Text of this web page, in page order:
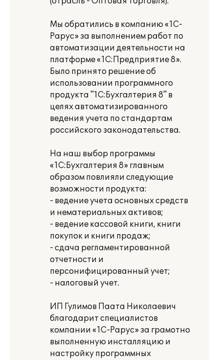
Мы обратились в компанию «1С-
Рарус» за выполнением работ по
автоматизации деятельности на
платформе «1С:Предприятие 8».
Было принято решение об
использовании программного
продукта "1С:Бухгалтерия 8" в
целях автоматизированного
ведения учета по стандартам
российского законодательства.
На наш выбор программы
«1С:Бухгалтерия 8» главным
образом повлияли следующие
возможности продукта:
- ведение учета основных средств
и нематериальных активов;
- ведение кассовой книги, книги
покупок и книги продаж;
- сдача регламентированной
отчетности и
персонифицированный учет;
- налоговый учет.
ИП Гулимов Паата Николаевич
благодарит специалистов
компании «1С-Рарус» за грамотно
выполненную инсталляцию и
настройку программных